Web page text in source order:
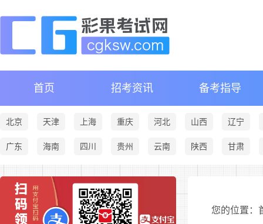
首页 招考资讯 备考指导
北京 天津 上海 重庆 河北 山西 辽宁
广东 海南 四川 贵州 云南 陕西 甘肃
您的位置：